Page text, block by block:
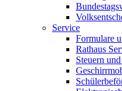
Service
Formulare
Rathaus
Steuern